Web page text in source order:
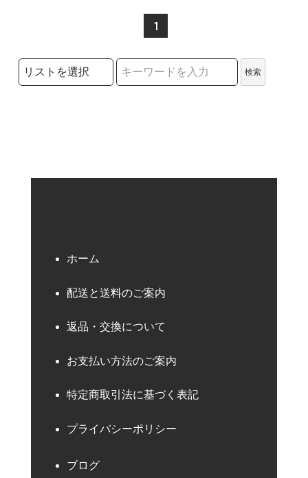
1
検索リストの選択
検索
ホーム
配送と送料のご案内
返品・交換について
お支払い方法のご案内
特定商取引法に基づく表記
プライバシーポリシー
ブログ